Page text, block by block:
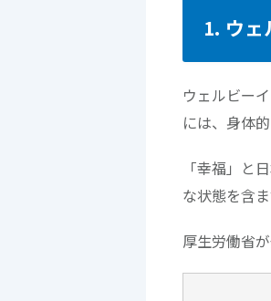
1. ウェ
ウェルビー
には、身体
「幸福」と
な状態を含
厚生労働省